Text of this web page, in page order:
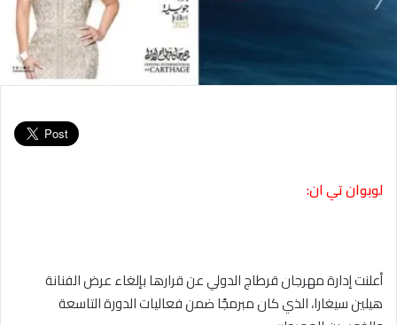
لوبوان تي ان:
أعلنت إدارة مهرجان قرطاج الدولي عن قرارها بإلغاء عرض الفنانة
هيلين سيغارا، الذي كان مبرمجًا ضمن فعاليات الدورة التاسعة